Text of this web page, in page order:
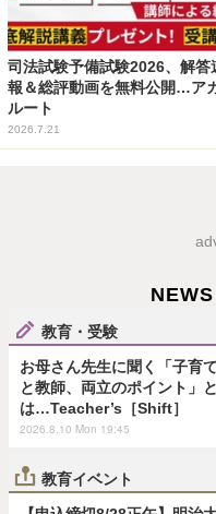
司法試験予備試験2026、解答
報＆総評動画を無料公開…ア
ルート
2026.7.21
教育・受験
お母さん先生に聞く「子育て
と教師、両立のポイント」と
は…Teacher’s［Shift］
2026.8.10 Mon 19:45
教育イベント